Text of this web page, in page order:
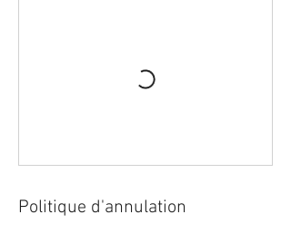
Politique d'annulation